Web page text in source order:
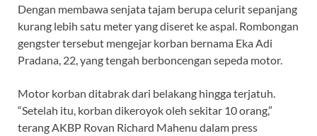
Dengan membawa senjata tajam berupa celurit sepanjang
kurang lebih satu meter yang diseret ke aspal. Rombongan
gengster tersebut mengejar korban bernama Eka Adi
Pradana, 22, yang tengah berboncengan sepeda motor.
Motor korban ditabrak dari belakang hingga terjatuh.
“Setelah itu, korban dikeroyok oleh sekitar 10 orang,”
terang AKBP Rovan Richard Mahenu dalam press